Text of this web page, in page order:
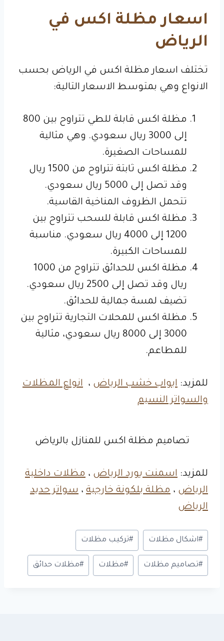
اسعار مظلة اكس في
الرياض
تختلف اسعار مظلة اكس في الرياض بحسب
الانواع وهي بمتوسط الاسعار التالية:
مظلة اكس قابلة للطي تتراوح بين 800
إلى 3000 ريال سعودي. وهي مثالية
للمساحات الصغيرة.
مظلة اكس ثابتة تتراوح من 1500 ريال
وقد تصل إلى 5000 ريال سعودي.
تتحمل الظروف المناخية القاسية.
مظلة اكس قابلة للسحب تتراوح بين
1200 إلى 4000 ريال سعودي. مناسبة
للمساحات الكبيرة.
مظلة اكس للحدائق تتراوح من 1000
ريال وقد تصل إلى 2500 ريال سعودي.
تضيف لمسة جمالية للحدائق.
مظلة اكس للمحلات التجارية تتراوح بين
3000 إلى 8000 ريال سعودي، مثالية
للمطاعم.
للمزيد: ابواب خشب الرياض ، انواع المظلات
والسواتر النسيم
تصاميم مظلة اكس للمنازل بالرياض
للمزيد: اسمنت بورد الرياض ، مظلات داخلية
الرياض ، مظلة بلكونة خارجية ، سواتر حديد
الرياض
وسوم
المقال:
#اشكال مظلات #تركيب مظلات
#تصاميم مظلات #مظلات #مظلات حدائق